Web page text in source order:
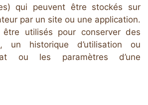
qui peuvent être stockés sur
par un site ou une application.
être utilisés pour conserver des
un historique d’utilisation ou
ou les paramètres d’une